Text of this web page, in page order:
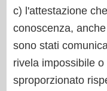
c) l'attestazione
conoscenza,
sono stati
rivela impossibile
sproporzionato